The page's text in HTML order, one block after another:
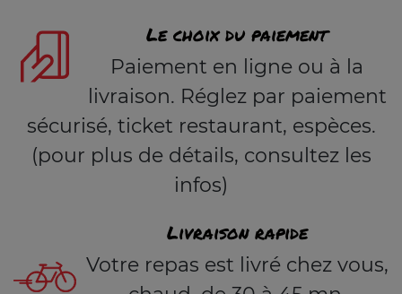
Le choix du paiement
Paiement en ligne ou à la
livraison. Réglez par paiement
sécurisé, ticket restaurant, espèces.
(pour plus de détails, consultez les
infos)
Livraison rapide
Votre repas est livré chez vous,